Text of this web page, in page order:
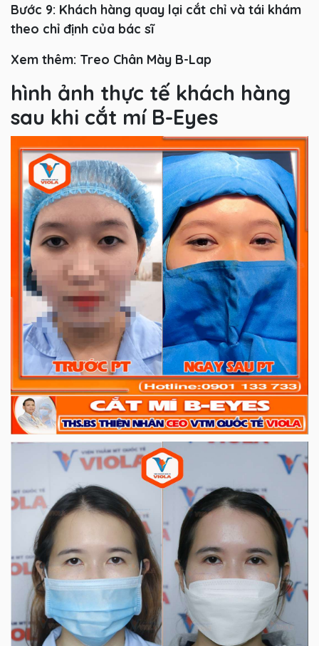
Bước 9: Khách hàng quay lại cắt chỉ và tái khám
theo chỉ định của bác sĩ
Xem thêm: Treo Chân Mày B-Lap
hình ảnh thực tế khách hàng
sau khi cắt mí B-Eyes